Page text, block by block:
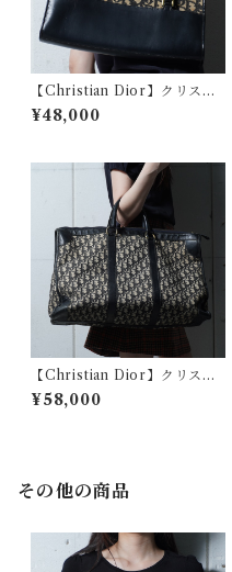
【Christian Dior】クリスチ
ャンディオール トロッターレ
ザー・キャンパスショルダー
¥48,000
【Christian Dior】クリスチ
ャンディオール トロッター総
柄レザー・キャンバスボスト
¥58,000
その他の商品